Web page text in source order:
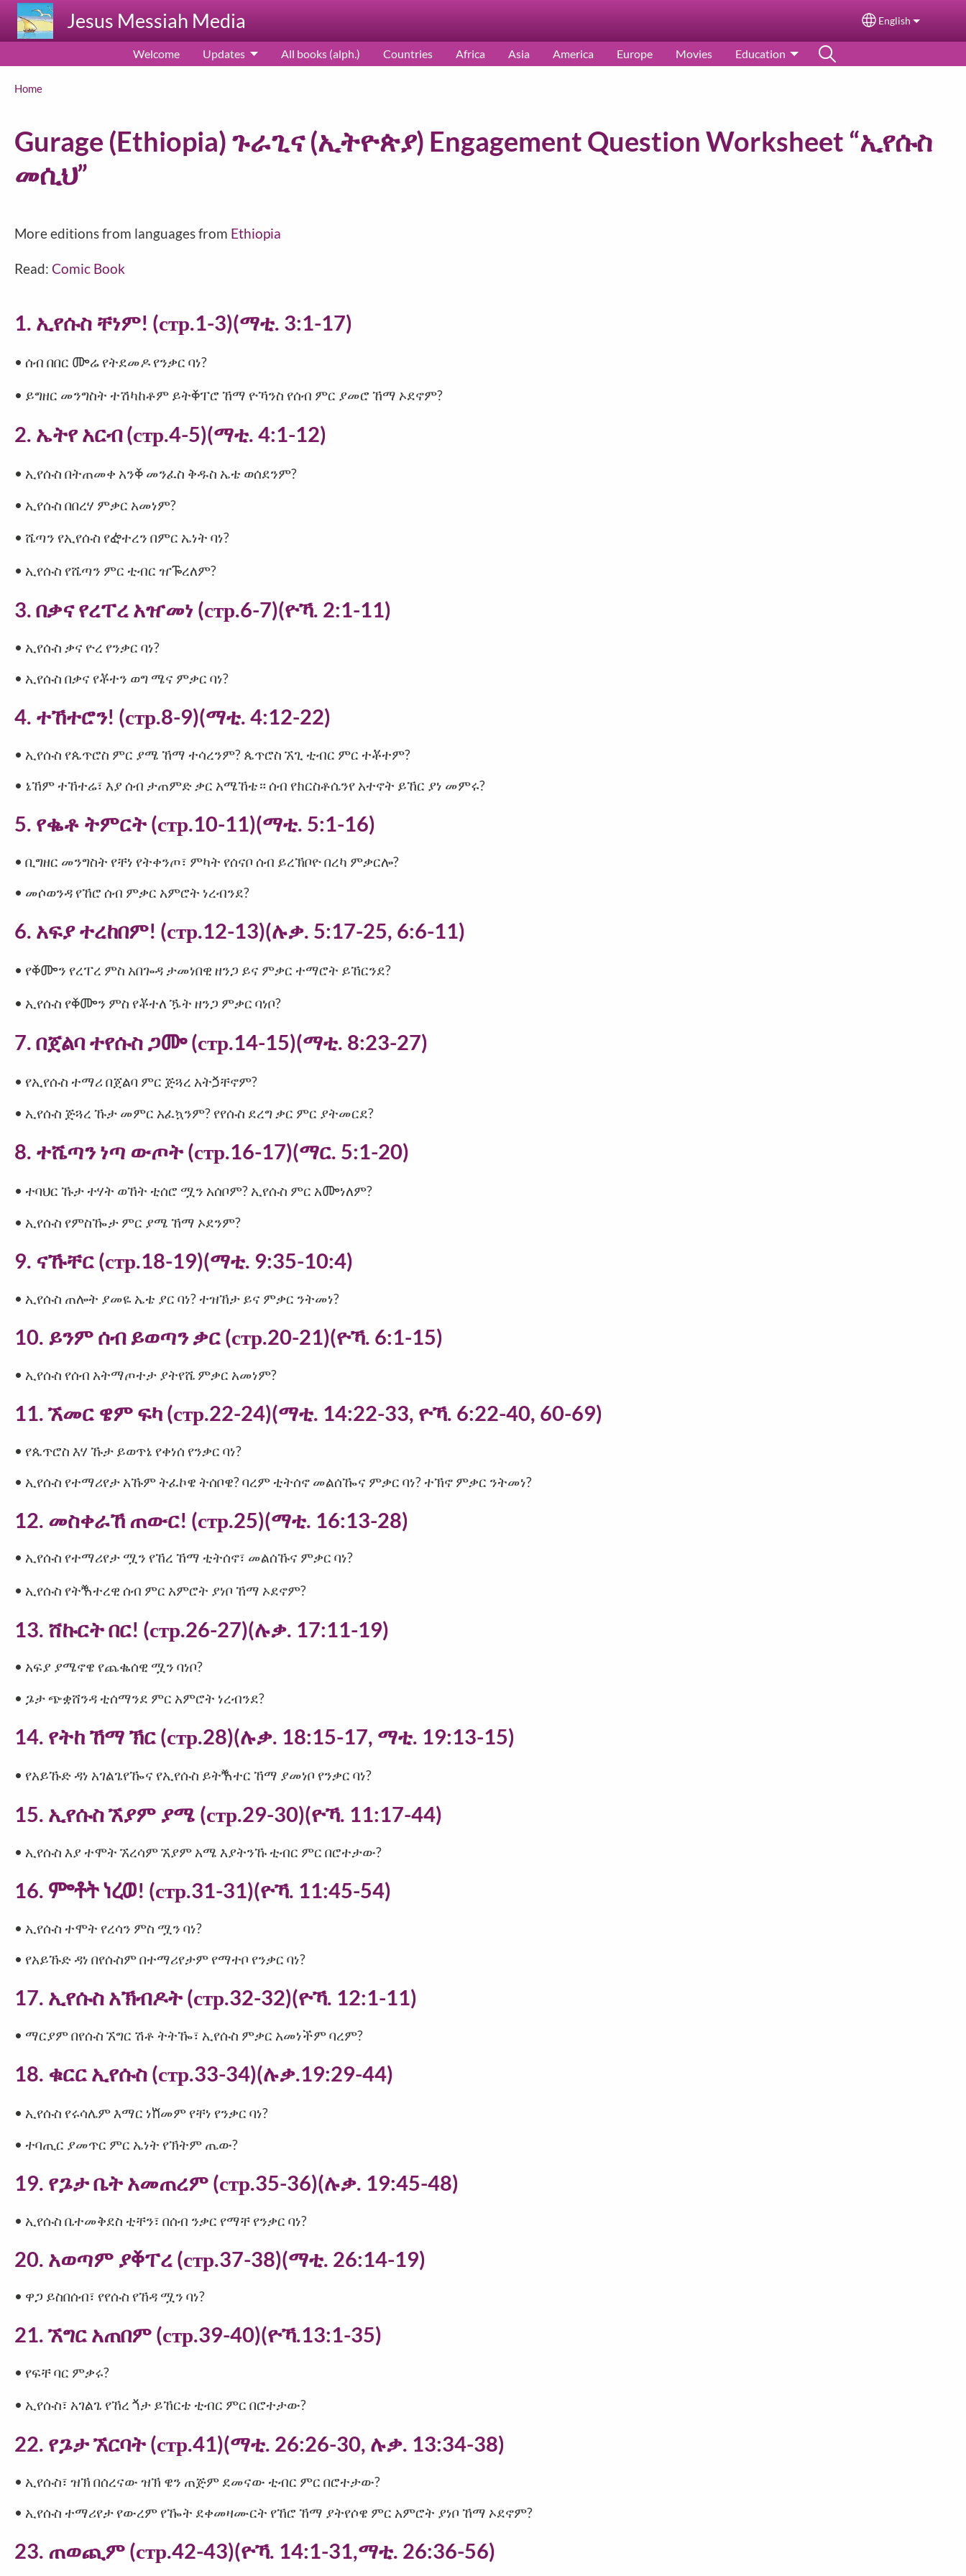
Skip to main contentJesus Messiah Media Select your
English
Welcome Updates All books (alph.) Countries Africa Asia America Europe Movies Education
Breadcrumb
Home
Gurage (Ethiopia) ጉራጊና (ኢትዮጵያ) Engagement Question Worksheet “ኢየሱስ
መሲህ”
More editions from languages from Ethiopia
Read: Comic Book
1. ኢየሱስ ቸነም! (стр.1-3)(ማቲ. 3:1-17)
• ሰብ በበር ᎀሬ የትደመዶ የንቃር ባነ?
• ይግዘር መንግስት ተሽካከቶም ይትⷀፐሮ ኸማ ዮኻንስ የሰብ ምር ያመሮ ኸማ ኦደኖም?
2. ኤትየ አርብ (стр.4-5)(ማቲ. 4:1-12)
• ኢየሱስ በትጠመቀ አንⷀ መንፈስ ቅዱስ ኤቴ ወሰደንም?
• ኢየሱስ በበረሃ ምቃር አመነም?
• ሼጣን የኢየሱስ የᎈተረን በምር ኤነት ባነ?
• ኢየሱስ የሼጣን ምር ቲብር ዠᎌረለም?
3. በቃና የረፐረ አዠመነ (стр.6-7)(ዮኻ. 2:1-11)
• ኢየሱስ ቃና ዮረ የንቃር ባነ?
• ኢየሱስ በቃና የቾተን ወግ ሜና ምቃር ባነ?
4. ተኸተሮን! (стр.8-9)(ማቲ. 4:12-22)
• ኢየሱስ የጴጥሮስ ምር ያሜ ኸማ ተሳረንም? ጴጥሮስ ኧጊ ቲብር ምር ተቾተም?
• ኔኸም ተኸተሬ፣ እያ ሰብ ታጠምድ ቃር አሜኸቴ። ሰብ የክርስቶሴንየ አተኖት ይኸር ያነ መምሩ?
5. የቈቶ ትምርት (стр.10-11)(ማቲ. 5:1-16)
• ቢግዘር መንግስት የቸነ የትቀንጦ፣ ምካት የሰናቦ ሰብ ይረኽቦዮ በረካ ምቃርሎ?
• መሶወንዳ የኸሮ ሰብ ምቃር አምሮት ነረብንደ?
6. አፍያ ተረከበም! (стр.12-13)(ሉቃ. 5:17-25, 6:6-11)
• የⷀᎀን የረፐረ ምስ አበጐዳ ታመነበዊ ዘንጋ ይና ምቃር ተማሮት ይኸርንደ?
• ኢየሱስ የⷀᎀን ምስ የቾተለ ዄት ዘንጋ ምቃር ባነቦ?
7. በጀልባ ተየሱስ ጋᎀ (стр.14-15)(ማቲ. 8:23-27)
• የኢየሱስ ተማሪ በጀልባ ምር ጅጓረ አትⷛቸኖም?
• ኢየሱስ ጅጓረ ኹታ መምር አፈኳንም? የየሱስ ደረግ ቃር ምር ያትመርደ?
8. ተሼጣን ነጣ ውጦት (стр.16-17)(ማር. 5:1-20)
• ተባህር ኹታ ተሃት ወኸት ቲሰሮ ሟን አሰቦም? ኢየሱስ ምር አᎀነለም?
• ኢየሱስ የምስዀታ ምር ያሜ ኸማ ኦደንም?
9. ናኹቸር (стр.18-19)(ማቲ. 9:35-10:4)
• ኢየሱስ ጠሎት ያመዬ ኤቴ ያር ባነ? ተዝኸታ ይና ምቃር ንትመነ?
10. ይንም ሰብ ይወጣን ቃር (стр.20-21)(ዮኻ. 6:1-15)
• ኢየሱስ የሰብ አትማጦተታ ያትየሼ ምቃር አመነም?
11. ኧመር ዌም ፍካ (стр.22-24)(ማቲ. 14:22-33, ዮኻ. 6:22-40, 60-69)
• የጴጥሮስ እሃ ኹታ ይወጥኔ የቀነሰ የንቃር ባነ?
• ኢየሱስ የተማሪየታ አኹም ትፈኮዌ ትሰቦዌ? ባረም ቲትሰኖ መልሰዀና ምቃር ባነ? ተኽኖ ምቃር ንትመነ?
12. መስቀራኸ ጠውር! (стр.25)(ማቲ. 16:13-28)
• ኢየሱስ የተማሪየታ ሟን የኸረ ኸማ ቲትሰኖ፣ መልሰኹና ምቃር ባነ?
• ኢየሱስ የትⷐተረዊ ሰብ ምር አምሮት ያነቦ ኸማ ኦደኖም?
13. ሸኩርት በር! (стр.26-27)(ሉቃ. 17:11-19)
• አፍያ ያሜኖዌ የጨቈሰዊ ሟን ባነቦ?
• ጔታ ጭቋሸንዳ ቲሰማንደ ምር አምሮት ነረብንደ?
14. የትከ ኸማ ኽር (стр.28)(ሉቃ. 18:15-17, ማቲ. 19:13-15)
• የአይኹድ ዳነ አገልጌየዀና የኢየሱስ ይትⷐተር ኸማ ያመነቦ የንቃር ባነ?
15. ኢየሱስ ኧያም ያሜ (стр.29-30)(ዮኻ. 11:17-44)
• ኢየሱስ እያ ተሞት ኧረሳም ኧያም አሜ እያትንኹ ቲብር ምር በሮተታው?
16. ᎃቶት ነረወ! (стр.31-31)(ዮኻ. 11:45-54)
• ኢየሱስ ተሞት የረሳን ምስ ሟን ባነ?
• የአይኹድ ዳነ በየሱስም በተማሪየታም የማተቦ የንቃር ባነ?
17. ኢየሱስ አኽብዶት (стр.32-32)(ዮኻ. 12:1-11)
• ማርያም በየሱስ ኧግር ሽቶ ትትዀ፣ ኢየሱስ ምቃር አመነችም ባረም?
18. ቁርር ኢየሱስ (стр.33-34)(ሉቃ.19:29-44)
• ኢየሱስ የሩሳሌም እማር ነⷈመም የቸነ የንቃር ባነ?
• ተባጢር ያመጥር ምር ኤነት የኽትም ጤው?
19. የጔታ ቤት አመጠረም (стр.35-36)(ሉቃ. 19:45-48)
• ኢየሱስ ቤተመቅደስ ቲቸን፣ በሰብ ንቃር የማቸ የንቃር ባነ?
20. አወጣም ያⷀፐረ (стр.37-38)(ማቲ. 26:14-19)
• ዋጋ ይስበሰብ፣ የየሱስ የኸዳ ሟን ባነ?
21. ኧግር አጠበም (стр.39-40)(ዮኻ.13:1-35)
• የፍቸ ባር ምቃሩ?
• ኢየሱስ፣ አገልጌ የኸረ ⷘታ ይኸርቴ ቲብር ምር በሮተታው?
22. የጔታ ኧርባት (стр.41)(ማቲ. 26:26-30, ሉቃ. 13:34-38)
• ኢየሱስ፣ ዝኽ በሰረናው ዝኽ ዌን ጠጅም ደመናው ቲብር ምር በሮተታው?
• ኢየሱስ ተማሪየታ የውረም የዀት ደቀመዛሙርት የኸሮ ኸማ ያትየሶዌ ምር አምሮት ያነቦ ኸማ ኦደኖም?
23. ጠወጪም (стр.42-43)(ዮኻ. 14:1-31,ማቲ. 26:36-56)